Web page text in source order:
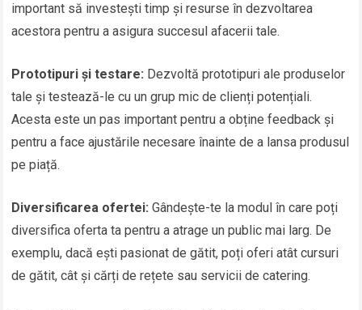
important să investești timp și resurse în dezvoltarea
acestora pentru a asigura succesul afacerii tale.
Prototipuri și testare: Dezvoltă prototipuri ale produselor
tale și testează-le cu un grup mic de clienți potențiali.
Acesta este un pas important pentru a obține feedback și
pentru a face ajustările necesare înainte de a lansa produsul
pe piață.
Diversificarea ofertei: Gândește-te la modul în care poți
diversifica oferta ta pentru a atrage un public mai larg. De
exemplu, dacă ești pasionat de gătit, poți oferi atât cursuri
de gătit, cât și cărți de rețete sau servicii de catering.